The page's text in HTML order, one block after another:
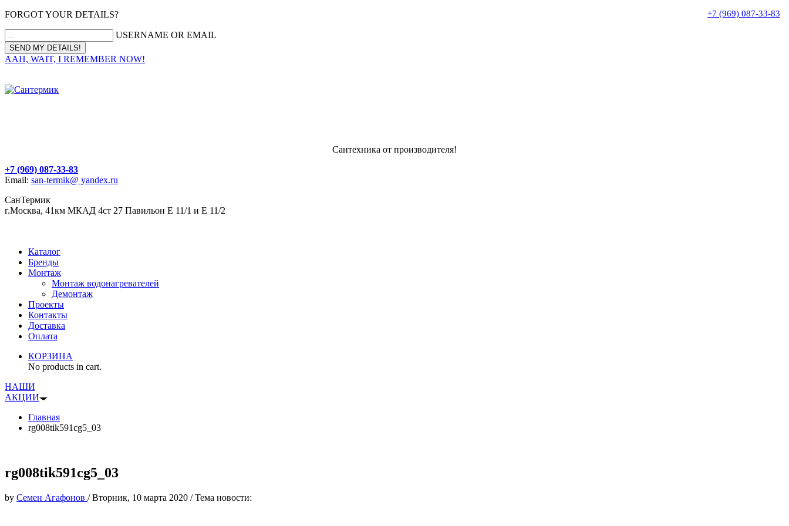
FORGOT YOUR DETAILS?
USERNAME OR EMAIL
AAH, WAIT, I REMEMBER NOW!
+7 (969) 087-33-83
Сантехника от производителя!
+7 (969) 087-33-83
Email: san-termik@ yandex.ru
СанТермик
г.Москва, 41км МКАД 4ст 27 Павильон Е 11/1 и Е 11/2
Каталог
Бренды
Монтаж
Монтаж водонагревателей
Демонтаж
Проекты
Контакты
Доставка
Оплата
КОРЗИНА
No products in cart.
НАШИ
АКЦИИ
Главная
rg008tik591cg5_03
rg008tik591cg5_03
by Семен Агафонов /Вторник, 10 марта 2020 /Тема новости: